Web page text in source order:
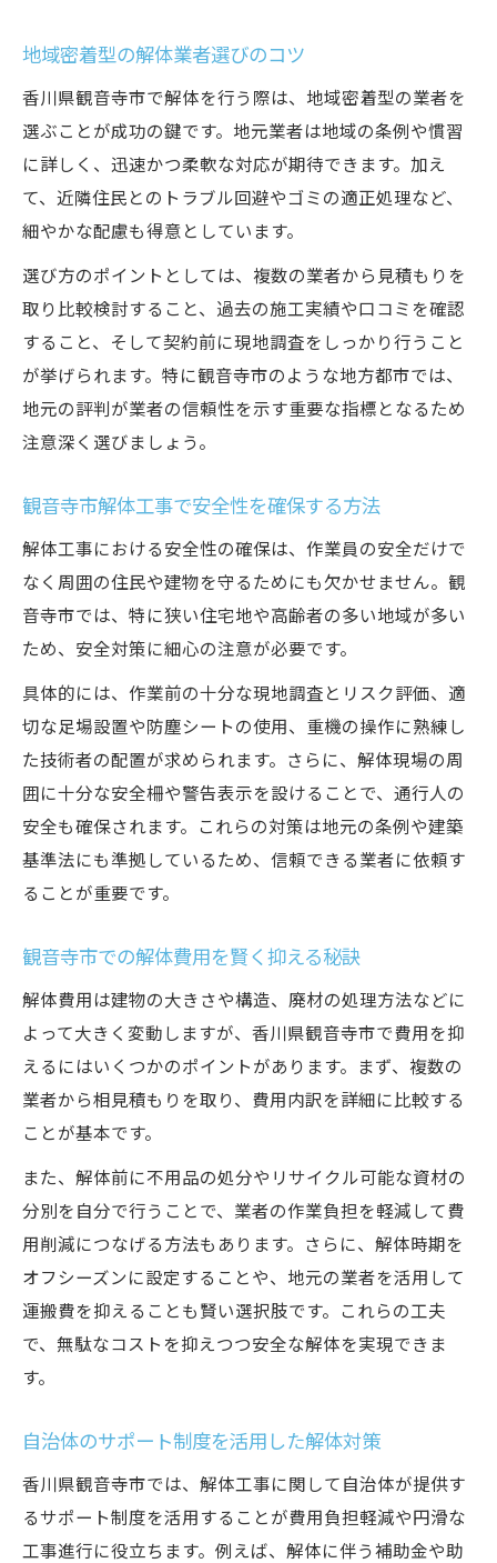
地域密着型の解体業者選びのコツ
香川県観音寺市で解体を行う際は、地域密着型の業者を
選ぶことが成功の鍵です。地元業者は地域の条例や慣習
に詳しく、迅速かつ柔軟な対応が期待できます。加え
て、近隣住民とのトラブル回避やゴミの適正処理など、
細やかな配慮も得意としています。
選び方のポイントとしては、複数の業者から見積もりを
取り比較検討すること、過去の施工実績や口コミを確認
すること、そして契約前に現地調査をしっかり行うこと
が挙げられます。特に観音寺市のような地方都市では、
地元の評判が業者の信頼性を示す重要な指標となるため
注意深く選びましょう。
観音寺市解体工事で安全性を確保する方法
解体工事における安全性の確保は、作業員の安全だけで
なく周囲の住民や建物を守るためにも欠かせません。観
音寺市では、特に狭い住宅地や高齢者の多い地域が多い
ため、安全対策に細心の注意が必要です。
具体的には、作業前の十分な現地調査とリスク評価、適
切な足場設置や防塵シートの使用、重機の操作に熟練し
た技術者の配置が求められます。さらに、解体現場の周
囲に十分な安全柵や警告表示を設けることで、通行人の
安全も確保されます。これらの対策は地元の条例や建築
基準法にも準拠しているため、信頼できる業者に依頼す
ることが重要です。
観音寺市での解体費用を賢く抑える秘訣
解体費用は建物の大きさや構造、廃材の処理方法などに
よって大きく変動しますが、香川県観音寺市で費用を抑
えるにはいくつかのポイントがあります。まず、複数の
業者から相見積もりを取り、費用内訳を詳細に比較する
ことが基本です。
また、解体前に不用品の処分やリサイクル可能な資材の
分別を自分で行うことで、業者の作業負担を軽減して費
用削減につなげる方法もあります。さらに、解体時期を
オフシーズンに設定することや、地元の業者を活用して
運搬費を抑えることも賢い選択肢です。これらの工夫
で、無駄なコストを抑えつつ安全な解体を実現できま
す。
自治体のサポート制度を活用した解体対策
香川県観音寺市では、解体工事に関して自治体が提供す
るサポート制度を活用することが費用負担軽減や円滑な
工事進行に役立ちます。例えば、解体に伴う補助金や助